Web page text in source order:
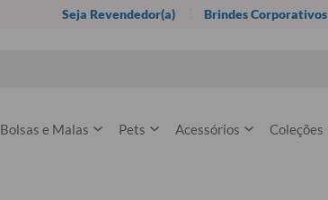
Seja Revendedor(a) Brindes Corporativos
Bolsas e Malas Pets Acessórios Coleções